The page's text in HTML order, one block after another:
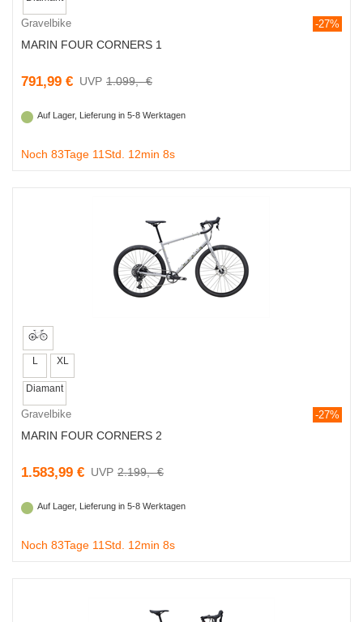
Gravelbike -27%
MARIN FOUR CORNERS 1
791,99 € 1.099,- €
Auf Lager, Lieferung in 5-8 Werktagen
Noch 83Tage 11Std. 12min 7s
L XL
Diamant
Gravelbike -27%
MARIN FOUR CORNERS 2
1.583,99 € 2.199,- €
Auf Lager, Lieferung in 5-8 Werktagen
Noch 83Tage 11Std. 12min 7s